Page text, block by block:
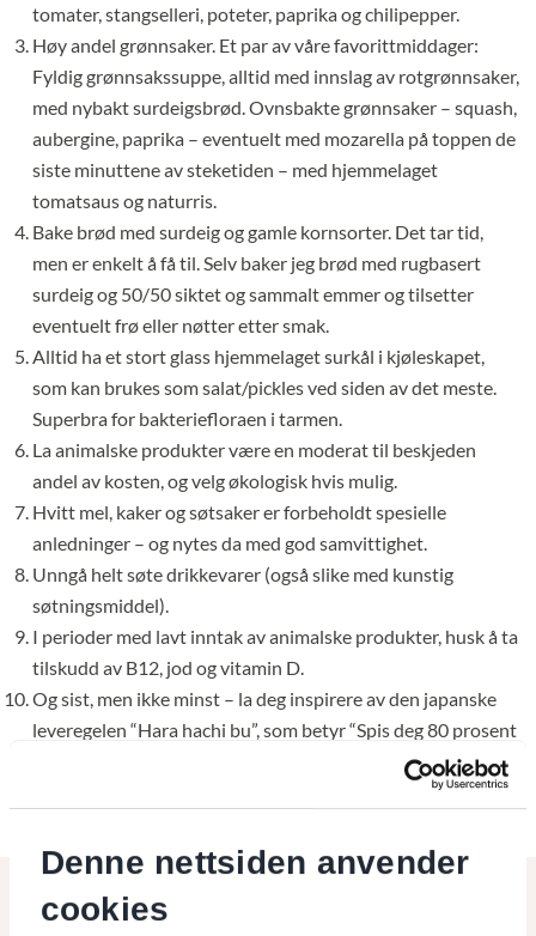
Denne nettsiden anvender
cookies
tomater, stangselleri, poteter, paprika og chilipepper.
Høy andel grønnsaker. Et par av våre favorittmiddager:
Fyldig grønnsakssuppe, alltid med innslag av rotgrønnsaker,
med nybakt surdeigsbrød. Ovnsbakte grønnsaker – squash,
aubergine, paprika – eventuelt med mozarella på toppen de
siste minuttene av steketiden – med hjemmelaget
tomatsaus og naturris.
Bake brød med surdeig og gamle kornsorter. Det tar tid,
men er enkelt å få til. Selv baker jeg brød med rugbasert
surdeig og 50/50 siktet og sammalt emmer og tilsetter
eventuelt frø eller nøtter etter smak.
Alltid ha et stort glass hjemmelaget surkål i kjøleskapet,
som kan brukes som salat/pickles ved siden av det meste.
Superbra for bakteriefloraen i tarmen.
La animalske produkter være en moderat til beskjeden
andel av kosten, og velg økologisk hvis mulig.
Hvitt mel, kaker og søtsaker er forbeholdt spesielle
anledninger – og nytes da med god samvittighet.
Unngå helt søte drikkevarer (også slike med kunstig
søtningsmiddel).
I perioder med lavt inntak av animalske produkter, husk å ta
tilskudd av B12, jod og vitamin D.
Og sist, men ikke minst – la deg inspirere av den japanske
leveregelen “Hara hachi bu”, som betyr “Spis deg 80 prosent